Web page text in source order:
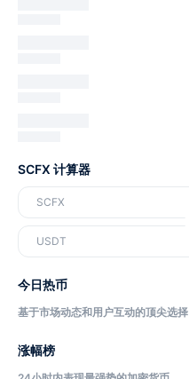
SCFX 计算器
SCFX
USDT
今日热币
基于市场动态和用户互动的顶尖选择
涨幅榜